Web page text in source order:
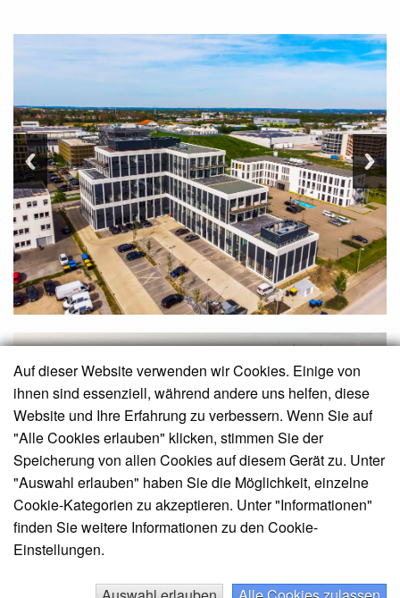
Auf dieser Website verwenden wir Cookies. Einige von
ihnen sind essenziell, während andere uns helfen, diese
Website und Ihre Erfahrung zu verbessern. Wenn Sie auf
"Alle Cookies erlauben" klicken, stimmen Sie der
Speicherung von allen Cookies auf diesem Gerät zu. Unter
"Auswahl erlauben" haben Sie die Möglichkeit, einzelne
Cookie-Kategorien zu akzeptieren. Unter "Informationen"
finden Sie weitere Informationen zu den Cookie-
Einstellungen.